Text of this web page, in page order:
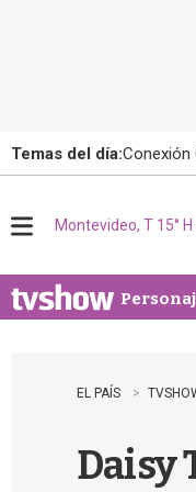
Temas del día:Conexión
u
Montevideo, T 15° H
EL PAÍS
Daisy